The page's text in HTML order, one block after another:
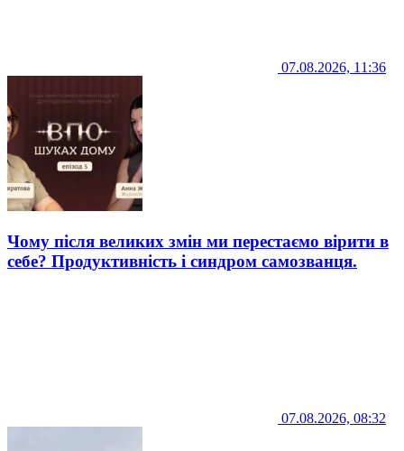
07.08.2026, 11:36
Чому після великих змін ми перестаємо вірити в
себе? Продуктивність і синдром самозванця.
07.08.2026, 08:32